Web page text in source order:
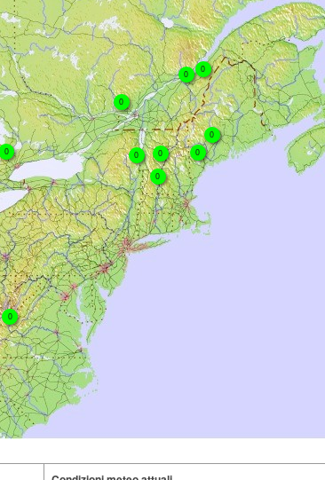
0
0
0
0
0
0
0
0
0
0